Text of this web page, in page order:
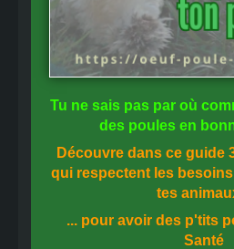
Tu ne sais pas par où
des poules en
Découvre dans ce guide
qui respectent les
tes
... pour avoir des p'tits
Santé